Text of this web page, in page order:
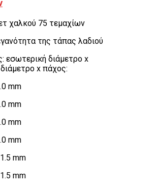
χαλκού 75 τεμαχίων
της τάπας λαδιού
εσωτερική διάμετρο x
x πάχος:
mm
mm
mm
mm
mm
mm